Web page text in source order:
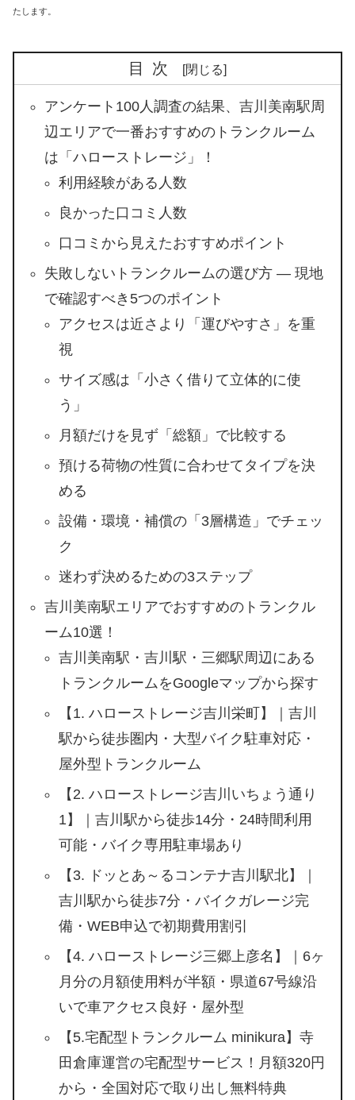
たします。
目次
アンケート100人調査の結果、吉川美南駅周
辺エリアで一番おすすめのトランクルーム
は「ハローストレージ」！
利用経験がある人数
良かった口コミ人数
口コミから見えたおすすめポイント
失敗しないトランクルームの選び方 ― 現地
で確認すべき5つのポイント
アクセスは近さより「運びやすさ」を重
視
サイズ感は「小さく借りて立体的に使
う」
月額だけを見ず「総額」で比較する
預ける荷物の性質に合わせてタイプを決
める
設備・環境・補償の「3層構造」でチェッ
ク
迷わず決めるための3ステップ
吉川美南駅エリアでおすすめのトランクル
ーム10選！
吉川美南駅・吉川駅・三郷駅周辺にある
トランクルームをGoogleマップから探す
【1. ハローストレージ吉川栄町】｜吉川
駅から徒歩圏内・大型バイク駐車対応・
屋外型トランクルーム
【2. ハローストレージ吉川いちょう通り
1】｜吉川駅から徒歩14分・24時間利用
可能・バイク専用駐車場あり
【3. ドッとあ～るコンテナ吉川駅北】｜
吉川駅から徒歩7分・バイクガレージ完
備・WEB申込で初期費用割引
【4. ハローストレージ三郷上彦名】｜6ヶ
月分の月額使用料が半額・県道67号線沿
いで車アクセス良好・屋外型
【5.宅配型トランクルーム minikura】寺
田倉庫運営の宅配型サービス！月額320円
から・全国対応で取り出し無料特典